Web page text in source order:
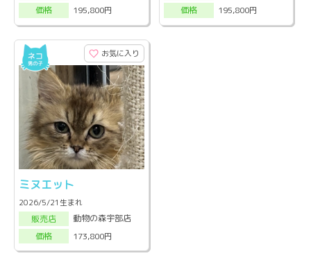
価格
195,800円
価格
195,800円
お気に入り
ミヌエット
2026/5/21生まれ
販売店
動物の森宇部店
価格
173,800円